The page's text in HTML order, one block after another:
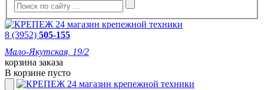
8 (3952) 505-155
Мало-Якутская, 19/2
корзина заказа
В корзине пусто